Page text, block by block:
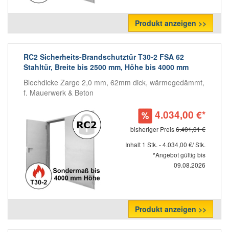
Produkt anzeigen >>
RC2 Sicherheits-Brandschutztür T30-2 FSA 62
Stahltür, Breite bis 2500 mm, Höhe bis 4000 mm
Blechdicke Zarge 2,0 mm, 62mm dick, wärmegedämmt,
f. Mauerwerk & Beton
4.034,00 €*
bisheriger Preis6.401,01 €
Inhalt 1 Stk. - 4.034,00 €/ Stk.
*Angebot gültig bis
09.08.2026
Produkt anzeigen >>